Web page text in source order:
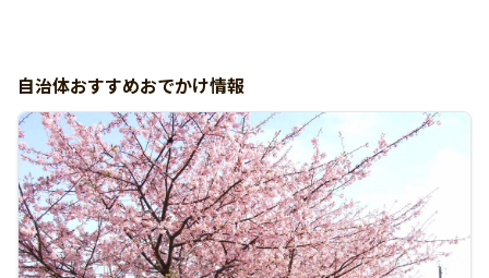
自治体おすすめおでかけ情報